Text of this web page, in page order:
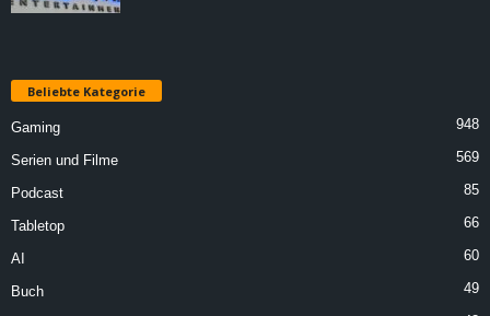
Beliebte Kategorie
Gaming 948
Serien und Filme 569
Podcast 85
Tabletop 66
AI 60
Buch
49